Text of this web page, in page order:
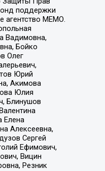
поддержки
агентство МЕМО.
Вадимовна,
Бойко
Олег
Юрий
Акимова
Юлия
Блинушов
Елена
Алексеевна,
Сергей
Ефимович,
Вицин
Резник